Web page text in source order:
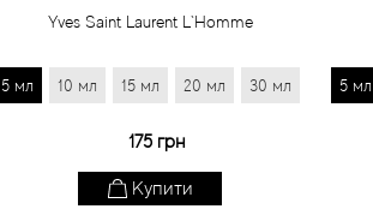
Yves Saint Laurent L`Homme
5 мл 10 мл 15 мл 20 мл 30 мл
175 грн
Купити
5 мл